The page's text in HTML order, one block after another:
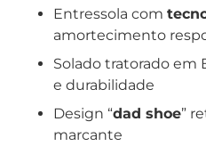
Entressola com
amortecimento
Solado tratorado em
e durabilidade
Design “dad shoe”
marcante